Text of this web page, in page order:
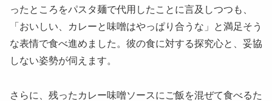
ったところをパスタ麺で代用したことに言及しつつも、
「おいしい、カレーと味噌はやっぱり合うな」と満足そう
な表情で食べ進めました。彼の食に対する探究心と、妥協
しない姿勢が伺えます。
さらに、残ったカレー味噌ソースにご飯を混ぜて食べるた